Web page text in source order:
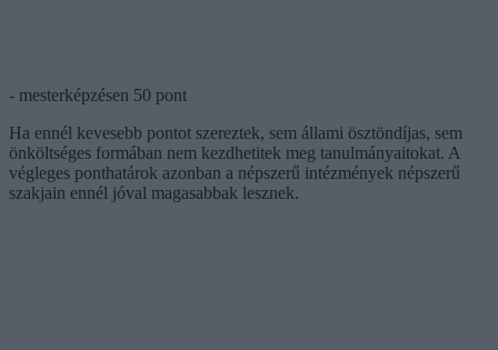
- mesterképzésen 50 pont
Ha ennél kevesebb pontot szereztek, sem állami ösztöndíjas, sem
önköltséges formában nem kezdhetitek meg tanulmányaitokat. A
végleges ponthatárok azonban a népszerű intézmények népszerű
szakjain ennél jóval magasabbak lesznek.